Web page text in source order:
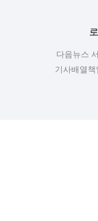
다음뉴스
기사배열